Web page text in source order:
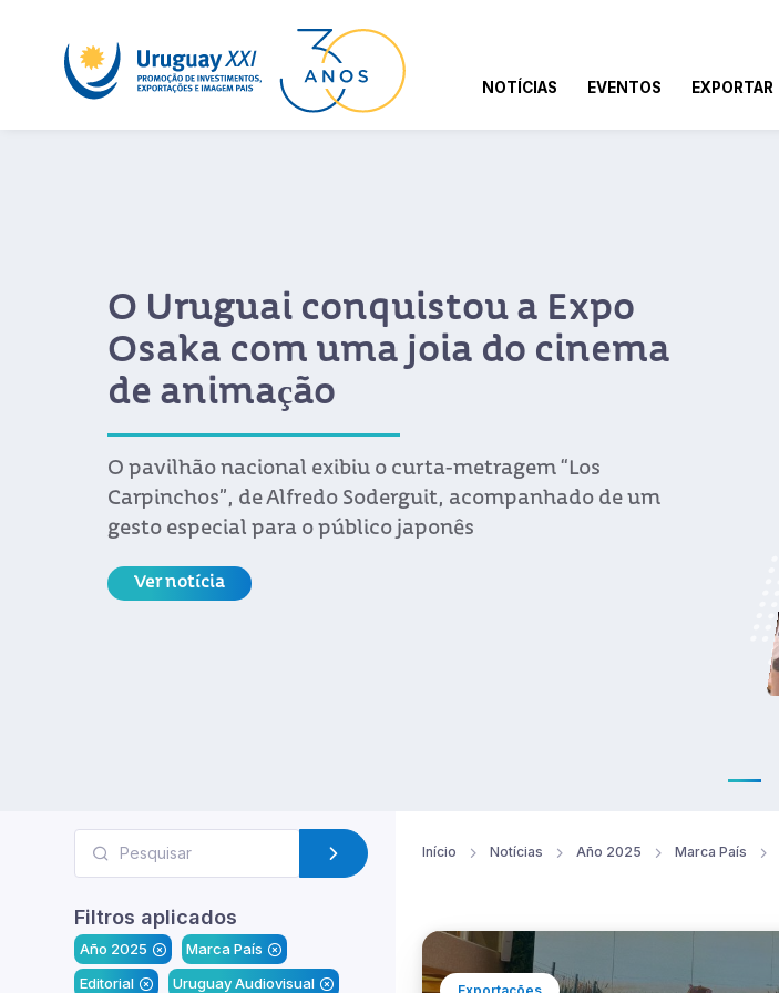
NOTÍCIAS EVENTOS EXPORTAR
O Uruguai conquistou a Expo
Osaka com uma joia do cinema
de animação
O pavilhão nacional exibiu o curta-metragem “Los
Carpinchos”, de Alfredo Soderguit, acompanhado de um
gesto especial para o público japonês
Ver notícia
Filtros aplicados
Año 2025
Marca País
Editorial
Uruguay Audiovisual
Início Notícias Año 2025 Marca País